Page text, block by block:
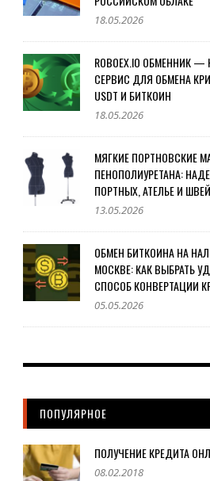
18.05.2026
ROBOEX.IO ОБМЕННИК
СЕРВИС ДЛЯ ОБМЕНА
USDT И БИТКОИН
18.05.2026
МЯГКИЕ ПОРТНОВСКИЕ
ПЕНОПОЛИУРЕТАНА:
ПОРТНЫХ, АТЕЛЬЕ И
13.05.2026
ОБМЕН БИТКОИНА НА
МОСКВЕ: КАК ВЫБРАТЬ
СПОСОБ КОНВЕРТАЦИИ
05.05.2026
ПОПУЛЯРНОЕ
ПОЛУЧЕНИЕ КРЕДИТА
08.02.2018